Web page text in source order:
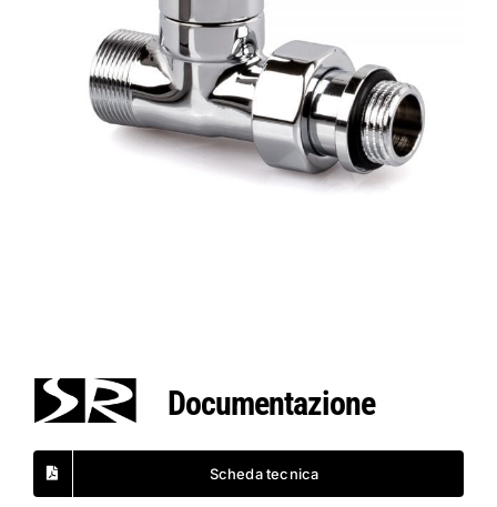
Documentazione
Scheda tecnica